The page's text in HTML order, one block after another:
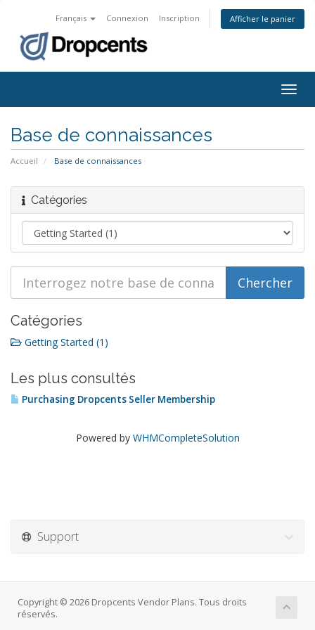
Français Connexion Inscription Afficher le panier
la
Base de connaissances
Accueil Base de connaissances
Catégories
Catégories
Getting Started (1)
Les plus consultés
Purchasing Dropcents Seller Membership
Powered by WHMCompleteSolution
Support
Copyright © 2026 Dropcents Vendor Plans. Tous droits
réservés.